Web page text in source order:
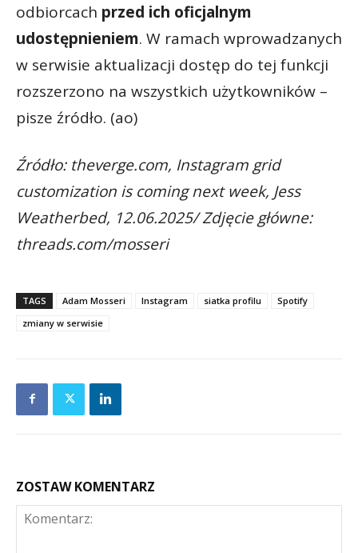
odbiorcach przed ich oficjalnym
udostępnieniem. W ramach wprowadzanych
w serwisie aktualizacji dostęp do tej funkcji
rozszerzono na wszystkich użytkowników –
pisze źródło. (ao)
Źródło: theverge.com, Instagram grid
customization is coming next week, Jess
Weatherbed, 12.06.2025/ Zdjęcie główne:
threads.com/mosseri
TAGS Adam Mosseri Instagram siatka profilu
Spotify
zmiany w serwisie
ZOSTAW KOMENTARZ